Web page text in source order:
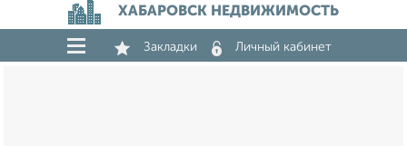
ХАБАРОВСК НЕДВИЖИМОСТЬ
Закладки Личный кабинет